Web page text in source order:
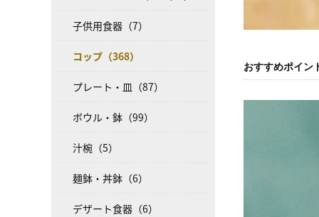
おすすめポイン
子供用食器（7）
コップ（368）
プレート・皿（87）
ボウル・鉢（99）
汁椀（5）
麺鉢・丼鉢（6）
デザート食器（6）